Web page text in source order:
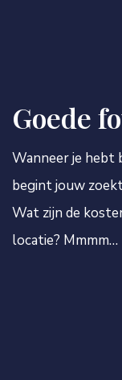
Goede
Wanneer je hebt
begint jouw
Wat zijn de
locatie? Mmmm…